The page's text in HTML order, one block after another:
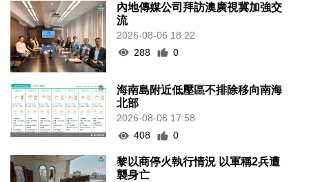
內地傳媒公司拜訪澳廣視冀加強交
流
2026-08-06 18:22
288
0
海南島附近低壓區不排除移向南海
北部
2026-08-06 17:58
408
0
黎以商停火執行情況 以軍稱2兵遭
襲身亡